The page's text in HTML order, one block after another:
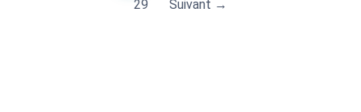
29 Suivant →